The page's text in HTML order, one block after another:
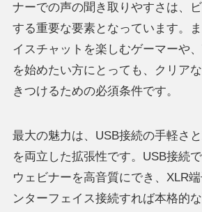
ナーでの声の聞き取りやすさは、
する重要な要素となっています。
イスチャットを楽しむゲーマーや
を始めたい方にとっても、クリア
きつけるための必須条件です。
最大の魅力は、USB接続の手軽さ
を両立した拡張性です。USB接続
ウェビナーを高音質にでき、XLR
ンターフェイス接続すれば本格的